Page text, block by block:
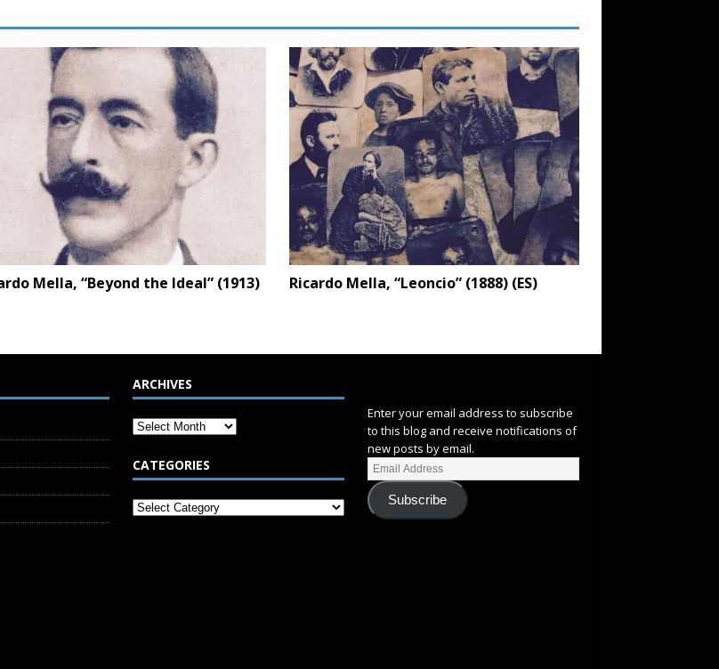
Mella, “Beyond the Ideal” (1913) Ricardo Mella, “Leoncio” (1888) (ES)
ARCHIVES
CATEGORIES
Enter your email address to subscribe
to this blog and receive notifications of
new posts by email.
Subscribe